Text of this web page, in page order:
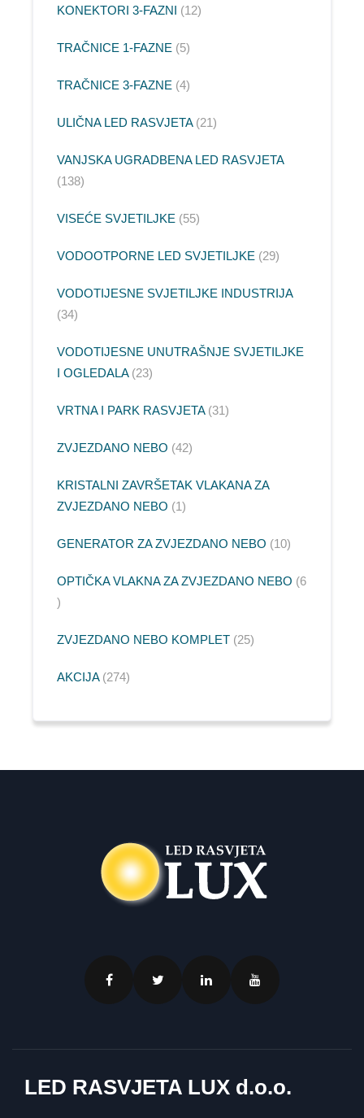
KONEKTORI 3-FAZNI 12
TRAČNICE 1-FAZNE 5
TRAČNICE 3-FAZNE 4
ULIČNA LED RASVJETA 21
VANJSKA UGRADBENA LED RASVJETA
138
VISEĆE SVJETILJKE 55
VODOOTPORNE LED SVJETILJKE 29
VODOTIJESNE SVJETILJKE INDUSTRIJA
34
VODOTIJESNE UNUTRAŠNJE SVJETILJKE
I OGLEDALA 23
VRTNA I PARK RASVJETA 31
ZVJEZDANO NEBO 42
KRISTALNI ZAVRŠETAK VLAKANA ZA
ZVJEZDANO NEBO
1
GENERATOR ZA ZVJEZDANO NEBO 10
OPTIČKA VLAKNA ZA ZVJEZDANO NEBO 6
ZVJEZDANO NEBO KOMPLET 25
AKCIJA 274
LED RASVJETA LUX d.o.o.